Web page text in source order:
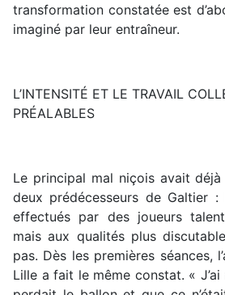
transformation constatée est
imaginé par leur entraîneur.
L’INTENSITÉ ET LE TRAVAIL
PRÉALABLES
Le principal mal niçois avait
deux prédécesseurs de Galtier :
effectués par des joueurs
mais aux qualités plus
pas. Dès les premières séances,
Lille a fait le même constat. « J’ai